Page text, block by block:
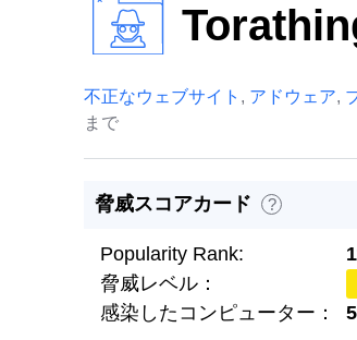
不正なウェブサイト , アドウェア,
まで
脅威スコアカード ?
Popularity Rank:
脅威レベル：
感染したコンピューター：